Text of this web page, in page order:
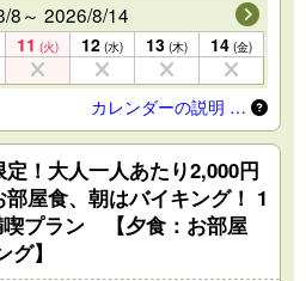
8～ 2026/8/14
11 (火) 12 (水) 13 (木) 14 (金)
カレンダーの説明 …
！大人一人あたり2,000円
屋食、朝はバイキング！ 1
喫プラン 【夕食：お部屋
】